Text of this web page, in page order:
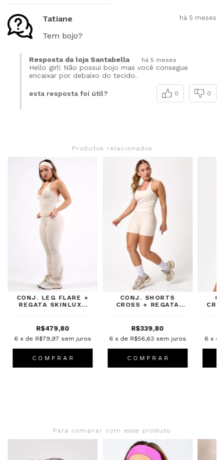
Tatiane há 5 meses
Tem bojo?
Resposta da loja Santabella há 5 meses
Hello girl! Não possui bojo mas você consegue
encaixar por debaixo do tecido.
esta resposta foi útil? 0 0
Produtos relacionados
CONJ. LEG FLARE +
REGATA SKINLUXE
R$479,80
6 x de R$79,97 sem juros
C O M P R A R
CONJ. SHORTS
CROSS + REGATA
R$339,80
6 x de R$56,63 sem juros
C O M P R A R
6 x
Para comprar com esse produto